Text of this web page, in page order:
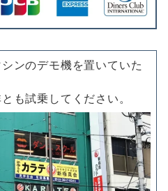
ンのデモ機を置いていた
も試乗してください。